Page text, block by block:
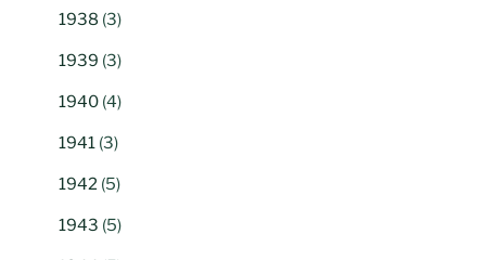
1938 (3)
1939 (3)
1940 (4)
1941 (3)
1942 (5)
1943 (5)